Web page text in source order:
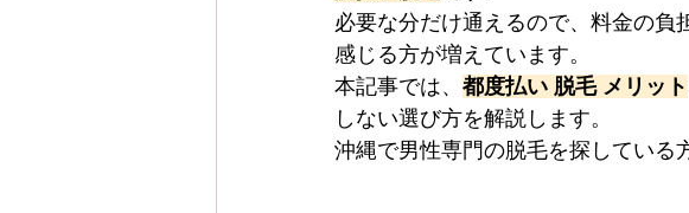
必要な分だけ通えるので、料金の負
感じる方が増えています。
本記事では、 都度払い 脱毛 メリット
しない選び方を解説します。
沖縄で男性専門の脱毛を探している